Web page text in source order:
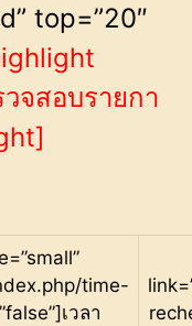
top=”20″
จสอบรายกา
time-
เวลา